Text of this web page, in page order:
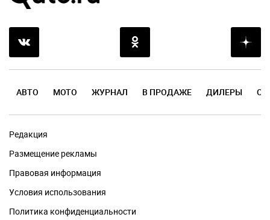
АВТО МОТО ЖУРНАЛ В ПРОДАЖЕ ДИЛЕРЫ
Редакция
Размещение рекламы
Правовая информация
Условия использования
Политика конфиденциальности